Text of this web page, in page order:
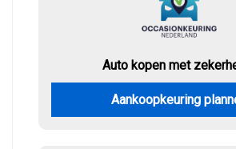
Auto kopen met
Aankoopkeuring